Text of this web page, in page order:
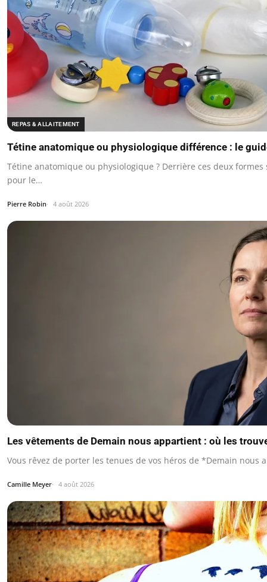
REPAS & ALLAITEMENT
Tétine anatomique ou physiologique différence : le
Tétine anatomique ou physiologique ? Derrière ces deux
pour le…
Pierre Robin 4 août 2026
Les vêtements de Demain nous appartient : où les
Vous rêvez de porter les tenues de vos héros de *Demain nous
Camille Meyer 4 août 2026